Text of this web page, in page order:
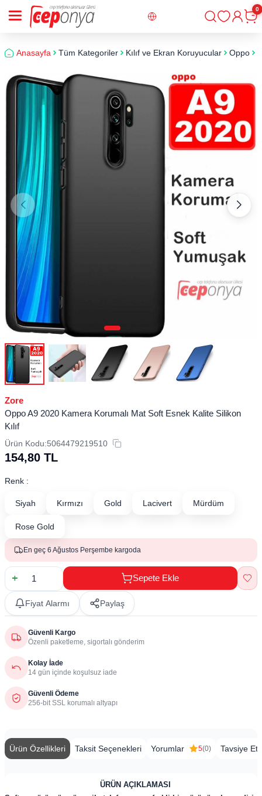
Giriş
0
Anasayfa Tüm Kategoriler Kılıf ve Ekran Koruyucular Oppo
Zore
Oppo A9 2020 Kamera Korumalı Mat Soft Esnek Kalite Silikon
Kılıf
Ürün Kodu:5064479219510
154,80 TL
Renk :
Siyah Kırmızı Gold Lacivert Mürdüm
Rose Gold
En geç 6 Ağustos Perşembe kargoda
Sepete Ekle
Fiyat Alarmı Paylaş
Güvenli Kargo
Özenli paketleme, sigortalı gönderim
Kolay İade
14 gün içinde koşulsuz iade
Güvenli Ödeme
256-bit SSL korumalı altyapı
Ürün Özellikleri Taksit Seçenekleri Yorumlar 5(0) Tavsiye Et
ÜRÜN AÇIKLAMASI